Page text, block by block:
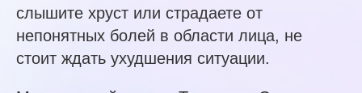
слышите хруст или страдаете от
непонятных болей в области лица, не
стоит ждать ухудшения ситуации.